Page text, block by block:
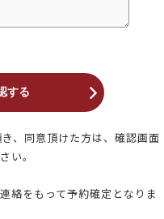
、同意頂けた方は、確認画面
い。
絡をもって予約確定となりま